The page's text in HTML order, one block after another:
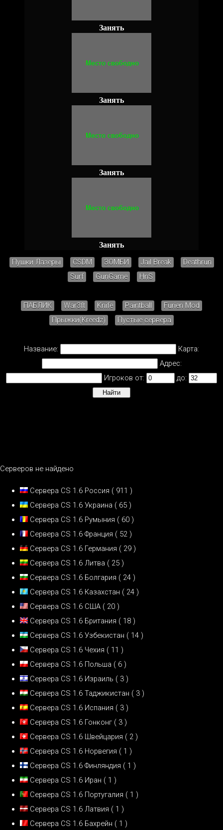
Занять
Занять
Занять
Занять
Пушки Лазеры CSDM ЗОМБИ Jail Break
Deathrun
Surf
GunGame HnS
ПАБЛИК War3ft Knife Paintball
Furien Mod
Прыжки(Kreedz)
Пустые сервера
Название:
Карта:
Адрес:
Игроков от:
до:
Серверов не найдено
Сервера CS 1.6 Россия ( 911 )
Сервера CS 1.6 Украина ( 65 )
Сервера CS 1.6 Румыния ( 60 )
Сервера CS 1.6 Франция ( 52 )
Сервера CS 1.6 Германия ( 29 )
Сервера CS 1.6 Литва ( 25 )
Сервера CS 1.6 Болгария ( 24 )
Сервера CS 1.6 Казахстан ( 24 )
Сервера CS 1.6 США ( 20 )
Сервера CS 1.6 Британия ( 18 )
Сервера CS 1.6 Узбекистан ( 14 )
Сервера CS 1.6 Чехия ( 11 )
Сервера CS 1.6 Польша ( 6 )
Сервера CS 1.6 Израиль ( 3 )
Сервера CS 1.6 Таджикистан ( 3 )
Сервера CS 1.6 Испания ( 3 )
Сервера CS 1.6 Гонконг ( 3 )
Сервера CS 1.6 Швейцария ( 2 )
Сервера CS 1.6 Норвегия ( 1 )
Сервера CS 1.6 Финляндия ( 1 )
Сервера CS 1.6 Иран ( 1 )
Сервера CS 1.6 Португалия ( 1 )
Сервера CS 1.6 Латвия ( 1 )
Сервера CS 1.6 Бахрейн ( 1 )